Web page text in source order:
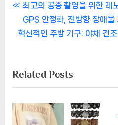
글
탐
P
r
e
o
u
s
최고의 공중 촬영을 위한
GPS 안정화, 전방향 장애물
N
t
P
o
s
혁신적인 주방 기구: 야채 건
Related Posts